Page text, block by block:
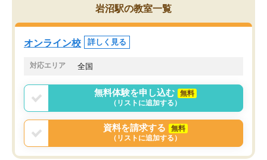
がら頑張って欲しいと思います！
岩沼駅の教室一覧
オンライン校 詳しく見る
対応エリア 全国
無料体験を申し込む
無料
（リストに追加する）
資料を請求する
無料
（リストに追加する）